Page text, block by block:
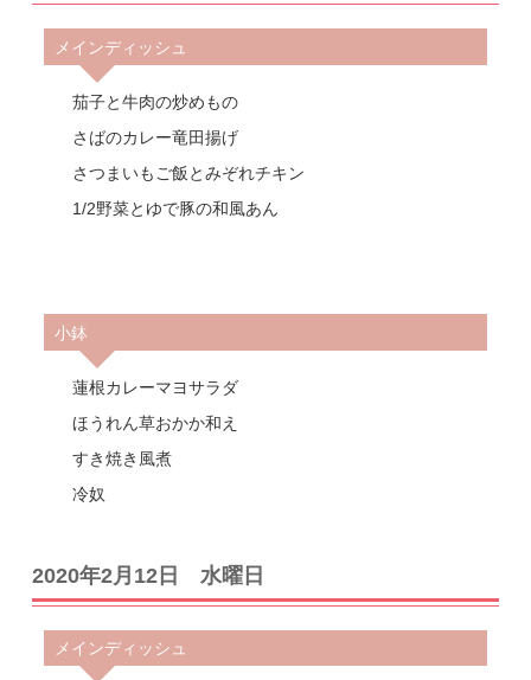
メインディッシュ
茄子と牛肉の炒めもの
さばのカレー竜田揚げ
さつまいもご飯とみぞれチキン
1/2野菜とゆで豚の和風あん
小鉢
蓮根カレーマヨサラダ
ほうれん草おかか和え
すき焼き風煮
冷奴
2020年2月12日 水曜日
メインディッシュ